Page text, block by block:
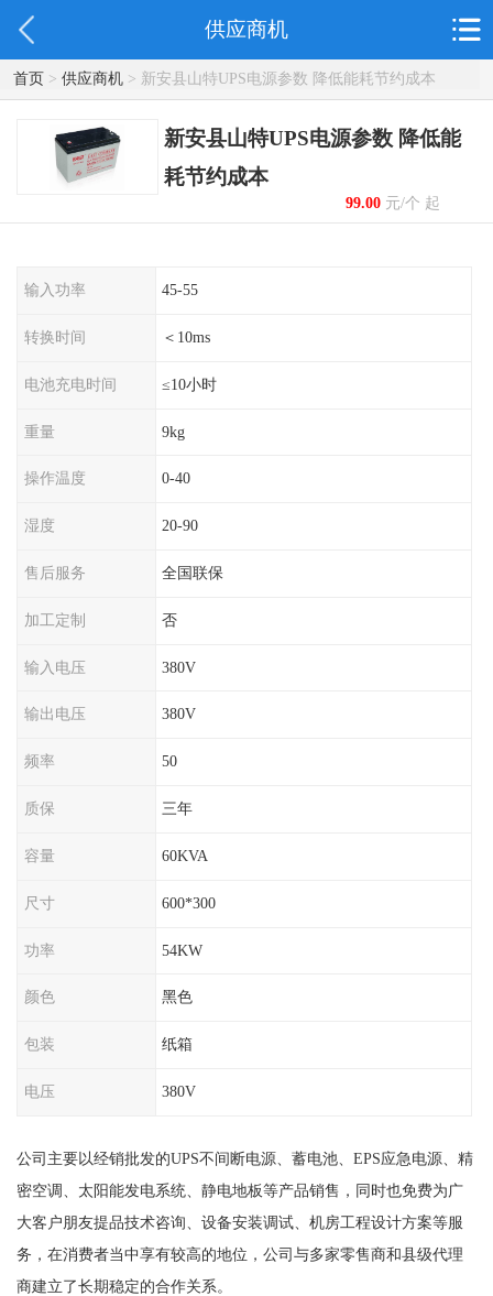
供应商机
首页> 供应商机> 新安县山特UPS电源参数 降低能耗节约成本
新安县山特UPS电源参数 降低能
耗节约成本
99.00元/个 起
输入功率 45-55
转换时间 ＜10ms
电池充电时间 ≤10小时
重量 9kg
操作温度 0-40
湿度 20-90
售后服务 全国联保
加工定制 否
输入电压 380V
输出电压 380V
频率 50
质保 三年
容量 60KVA
尺寸 600*300
功率 54KW
颜色 黑色
包装 纸箱
电压 380V
公司主要以经销批发的UPS不间断电源、蓄电池、EPS应急电源、精
密空调、太阳能发电系统、静电地板等产品销售，同时也免费为广
大客户朋友提品技术咨询、设备安装调试、机房工程设计方案等服
务，在消费者当中享有较高的地位，公司与多家零售商和县级代理
商建立了长期稳定的合作关系。